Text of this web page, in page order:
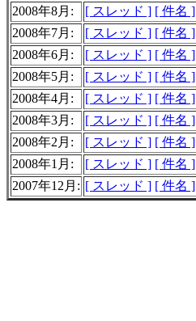
2008年8月:
[ スレッド ] [ 件名 ]
2008年7月:
[ スレッド ] [ 件名 ]
2008年6月:
[ スレッド ] [ 件名 ]
2008年5月:
[ スレッド ] [ 件名 ]
2008年4月:
[ スレッド ] [ 件名 ]
2008年3月:
[ スレッド ] [ 件名 ]
2008年2月:
[ スレッド ] [ 件名 ]
2008年1月:
[ スレッド ] [ 件名 ]
2007年12月: [ スレッド ] [ 件名 ]